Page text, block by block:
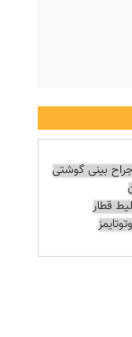
جراح بینی گوشتی
قطار